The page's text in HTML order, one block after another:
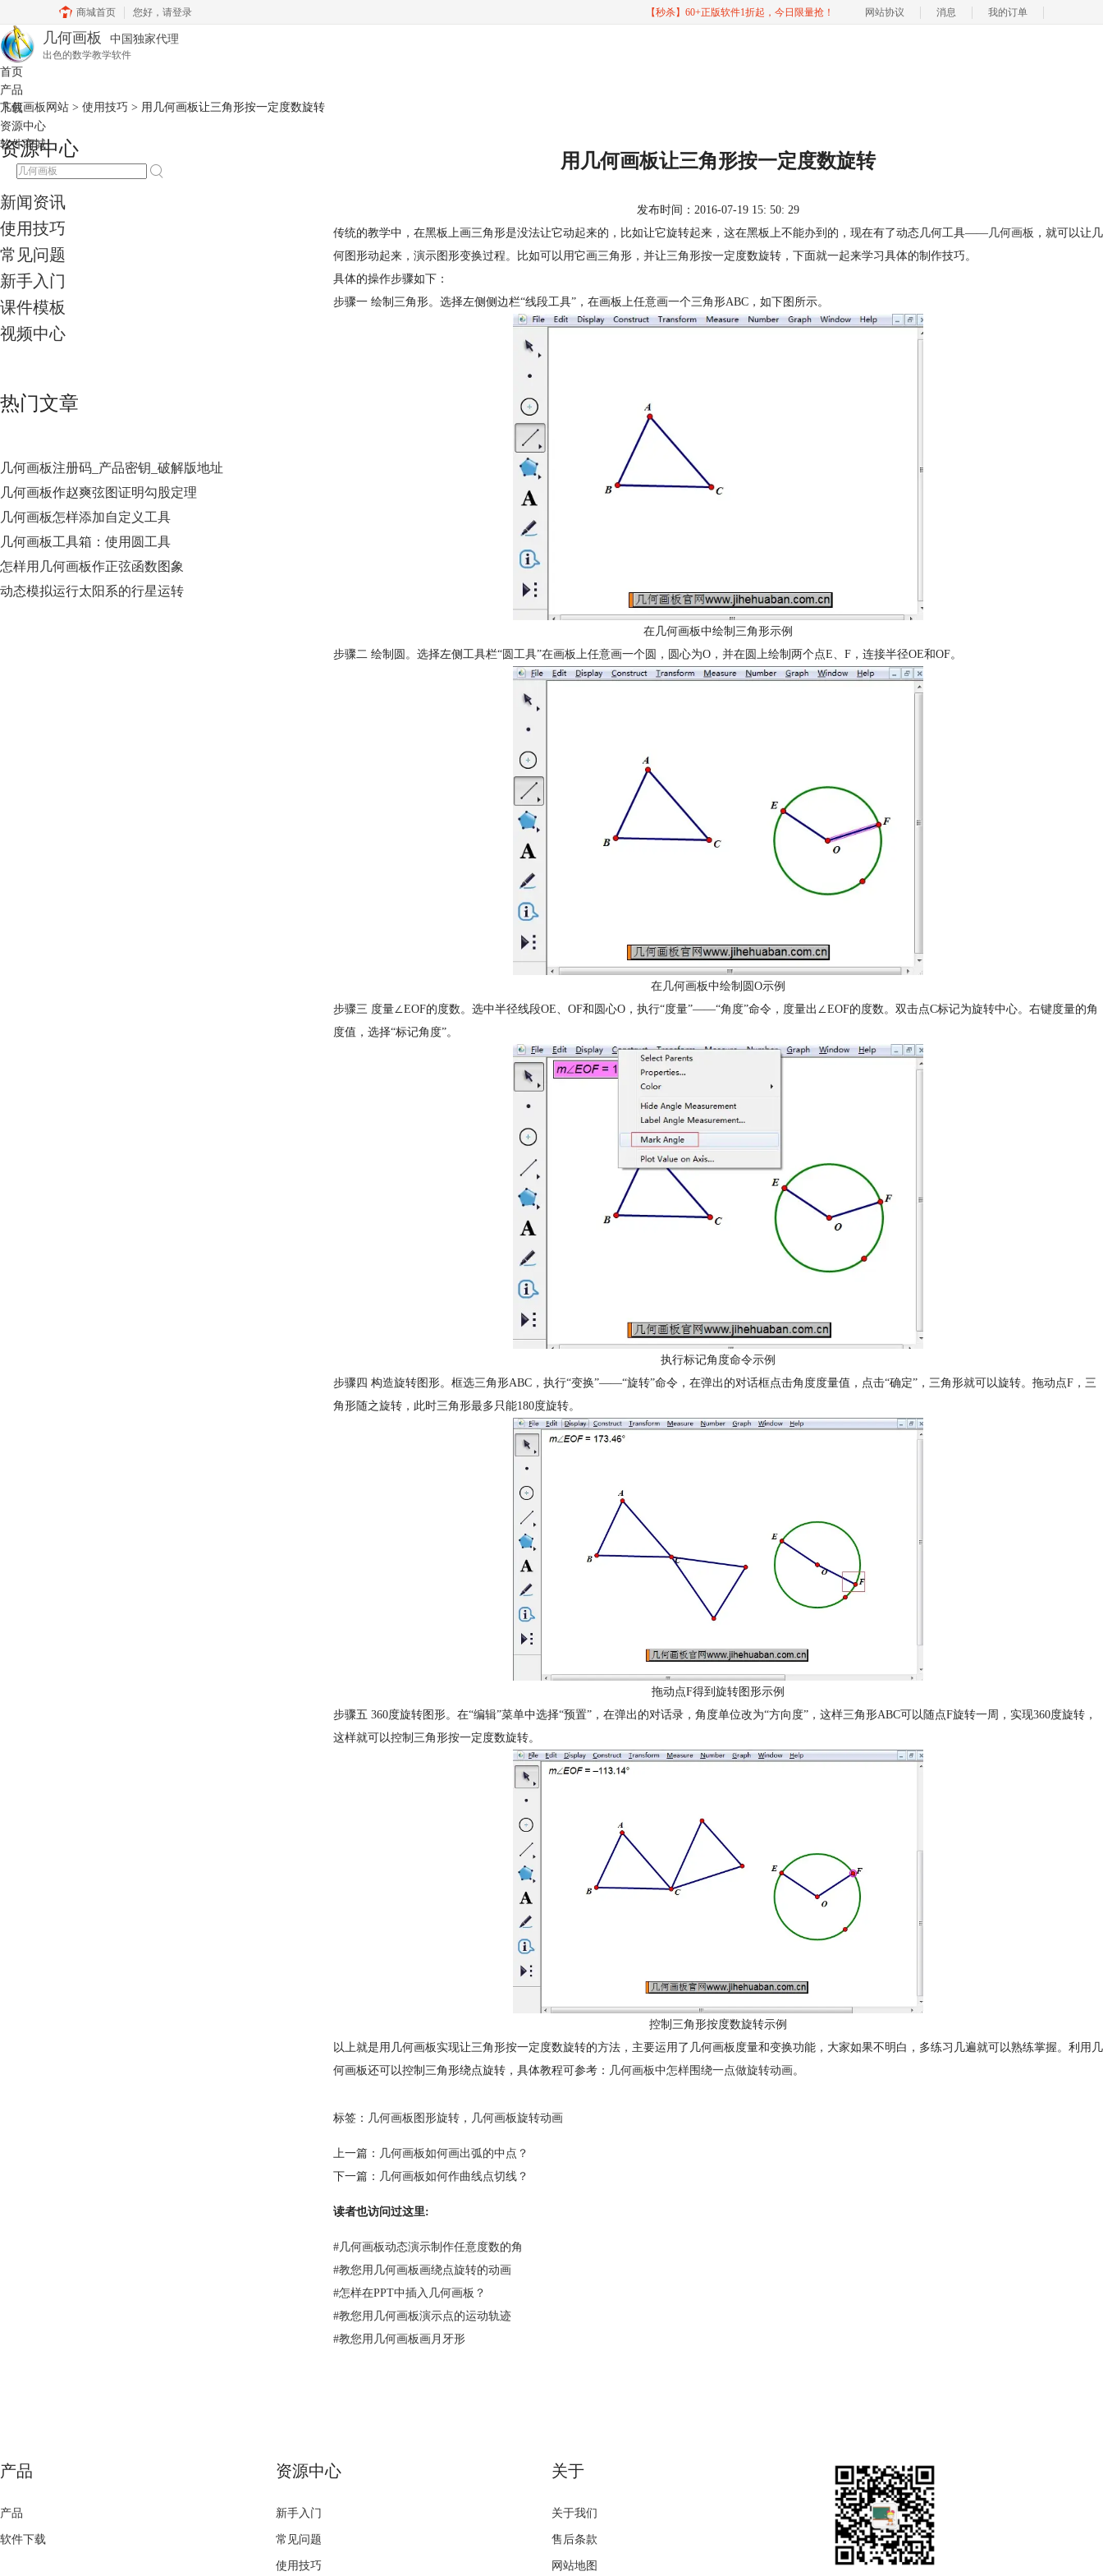
商城首页 您好， 请登录 【秒杀】60+正版软件1折起，今日限量抢！ 网站协议 消息 我的订单
几何画板 中国独家代理
出色的数学教学软件
首页
产品
下载
资源中心
软件商城
几何画板网站 > 使用技巧 > 用几何画板让三角形按一定度数旋转
资源中心
新闻资讯
使用技巧
常见问题
新手入门
课件模板
视频中心
热门文章
几何画板注册码_产品密钥_破解版地址
几何画板作赵爽弦图证明勾股定理
几何画板怎样添加自定义工具
几何画板工具箱：使用圆工具
怎样用几何画板作正弦函数图象
动态模拟运行太阳系的行星运转
用几何画板让三角形按一定度数旋转
发布时间：2016-07-19 15: 50: 29
传统的教学中，在黑板上画三角形是没法让它动起来的，比如让它旋转起来，这在黑板上不能办到的，现在有了动态几何工具——几何画板 ，就可以让几
何图形动起来，演示图形变换过程。比如可以用它画三角形，并让三角形按一定度数旋转，下面就一起来学习具体的制作技巧。
具体的操作步骤如下：
步骤一 绘制三角形。选择左侧侧边栏“线段工具”，在画板上任意画一个三角形ABC，如下图所示。
在几何画板中绘制三角形示例
步骤二 绘制圆。选择左侧工具栏“圆工具”在画板上任意画一个圆，圆心为O，并在圆上绘制两个点E、F，连接半径OE和OF。
在几何画板中绘制圆O示例
步骤三 度量∠EOF的度数。选中半径线段OE、OF和圆心O，执行“度量”——“角度”命令，度量出∠EOF的度数。双击点C标记为旋转中心。右键度量的角
度值，选择“标记角度”。
执行标记角度命令示例
步骤四 构造旋转图形。框选三角形ABC，执行“变换”——“旋转”命令，在弹出的对话框点击角度度量值，点击“确定”，三角形就可以旋转。拖动点F，三
角形随之旋转，此时三角形最多只能180度旋转。
拖动点F得到旋转图形示例
步骤五 360度旋转图形。在“编辑”菜单中选择“预置”，在弹出的对话录，角度单位改为“方向度”，这样三角形ABC可以随点F旋转一周，实现360度旋转，
这样就可以控制三角形按一定度数旋转。
控制三角形按度数旋转示例
以上就是用几何画板实现让三角形按一定度数旋转的方法，主要运用了几何画板度量和变换功能，大家如果不明白，多练习几遍就可以熟练掌握。利用几
何画板还可以控制三角形绕点旋转，具体教程可参考： 几何画板中怎样围绕一点做旋转动画 。
标签： 几何画板图形旋转 ， 几何画板旋转动画
上一篇： 几何画板如何画出弧的中点？
下一篇： 几何画板如何作曲线点切线？
读者也访问过这里:
# 几何画板动态演示制作任意度数的角
#教您用几何画板画绕点旋转的动画
#怎样在PPT中插入几何画板？
#教您用几何画板演示点的运动轨迹
#教您用几何画板画月牙形
产品
产品
软件下载
资源中心
新手入门
常见问题
使用技巧
关于
关于我们
售后条款
网站地图